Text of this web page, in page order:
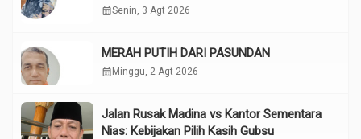
calendar_monthSenin, 3 Agt 2026
MERAH PUTIH DARI PASUNDAN
calendar_month Minggu, 2 Agt 2026
Jalan Rusak Madina vs Kantor Sementara
Nias: Kebijakan Pilih Kasih Gubsu